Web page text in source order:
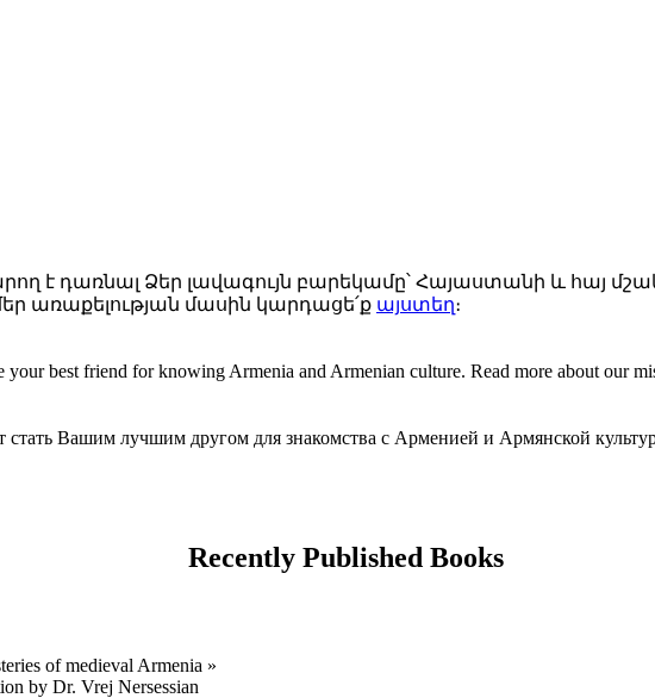
կարող է դառնալ Ձեր լավագույն բարեկամը՝ Հայաստանի և հայ
առաքելության մասին կարդացե՛ք այստեղ։
best friend for knowing Armenia and Armenian culture. Read more about our
стать Вашим лучшим другом для знакомства с Арменией и Армянской
Recently Published Books
of medieval Armenia »
by Dr. Vrej Nersessian